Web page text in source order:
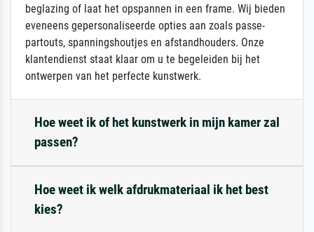
beglazing of laat het opspannen in een frame. Wij bieden
eveneens gepersonaliseerde opties aan zoals passe-
partouts, spanningshoutjes en afstandhouders. Onze
klantendienst staat klaar om u te begeleiden bij het
ontwerpen van het perfecte kunstwerk.
Hoe weet ik of het kunstwerk in mijn kamer zal
passen?
Hoe weet ik welk afdrukmateriaal ik het best
kies?